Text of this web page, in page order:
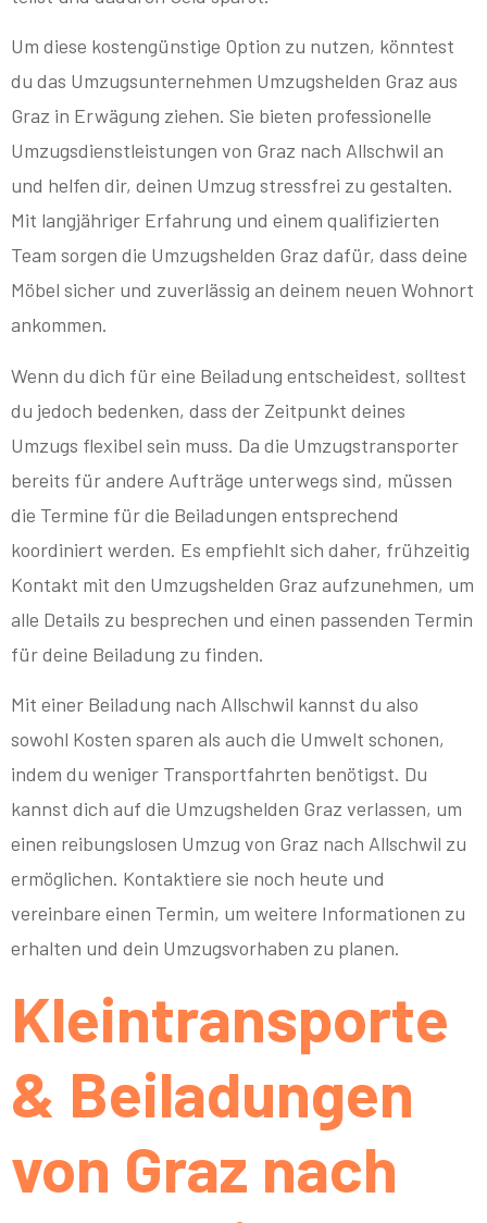
Um diese kostengünstige Option zu nutzen, könntest
du das Umzugsunternehmen Umzugshelden Graz aus
Graz in Erwägung ziehen. Sie bieten professionelle
Umzugsdienstleistungen von Graz nach Allschwil an
und helfen dir, deinen Umzug stressfrei zu gestalten.
Mit langjähriger Erfahrung und einem qualifizierten
Team sorgen die Umzugshelden Graz dafür, dass deine
Möbel sicher und zuverlässig an deinem neuen Wohnort
ankommen.
Wenn du dich für eine Beiladung entscheidest, solltest
du jedoch bedenken, dass der Zeitpunkt deines
Umzugs flexibel sein muss. Da die Umzugstransporter
bereits für andere Aufträge unterwegs sind, müssen
die Termine für die Beiladungen entsprechend
koordiniert werden. Es empfiehlt sich daher, frühzeitig
Kontakt mit den Umzugshelden Graz aufzunehmen, um
alle Details zu besprechen und einen passenden Termin
für deine Beiladung zu finden.
Mit einer Beiladung nach Allschwil kannst du also
sowohl Kosten sparen als auch die Umwelt schonen,
indem du weniger Transportfahrten benötigst. Du
kannst dich auf die Umzugshelden Graz verlassen, um
einen reibungslosen Umzug von Graz nach Allschwil zu
ermöglichen. Kontaktiere sie noch heute und
vereinbare einen Termin, um weitere Informationen zu
erhalten und dein Umzugsvorhaben zu planen.
Kleintransporte
& Beiladungen
von Graz nach